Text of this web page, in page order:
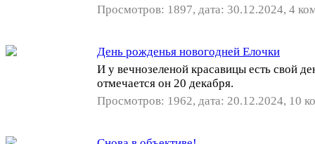
Просмотров: 1897, дата: 30.12.2024, 4
День рожденья новогодней Елочки
И у вечнозеленой красавицы есть свой
отмечается он 20 декабря.
Просмотров: 1962, дата: 20.12.2024, 10